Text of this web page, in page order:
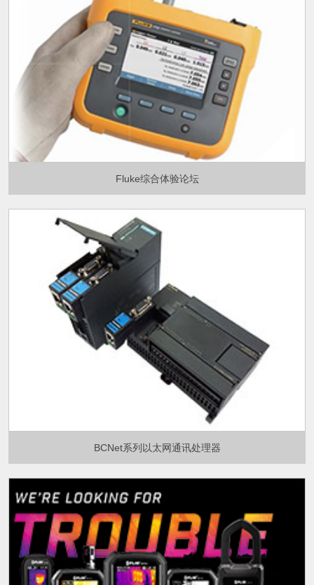
Fluke综合体验论坛
BCNet系列以太网通讯处理器